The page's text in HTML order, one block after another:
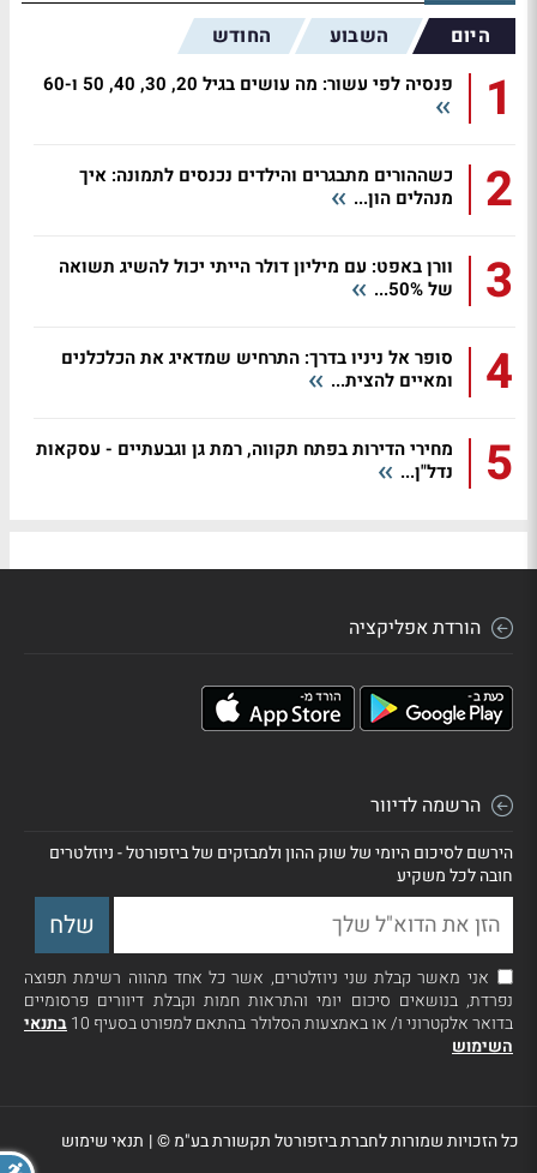
היום השבוע החודש
1 פנסיה לפי עשור: מה עושים בגיל 20, 30, 40, 50 ו-60
2
כשההורים מתבגרים והילדים נכנסים לתמונה: איך
מנהלים הון...
3
וורן באפט: עם מיליון דולר הייתי יכול להשיג תשואה
של 50%...
4
סופר אל ניניו בדרך: התרחיש שמדאיג את הכלכלנים
ומאיים להצית...
5
מחירי הדירות בפתח תקווה, רמת גן וגבעתיים - עסקאות
נדל"ן...
הורדת אפליקציה
הרשמה לדיוור
הירשם לסיכום היומי של שוק ההון ולמבזקים של ביזפורטל - ניוזלטרים
חובה לכל משקיע
אני מאשר קבלת שני ניוזלטרים, אשר כל אחד מהווה רשימת תפוצה
נפרדת, בנושאים סיכום יומי והתראות חמות וקבלת דיוורים פרסומיים
בדואר אלקטרוני ו/ או באמצעות הסלולר בהתאם למפורט בסעיף 10
בתנאי
השימוש
כל הזכויות שמורות לחברת ביזפורטל תקשורת בע"מ ©| תנאי שימוש